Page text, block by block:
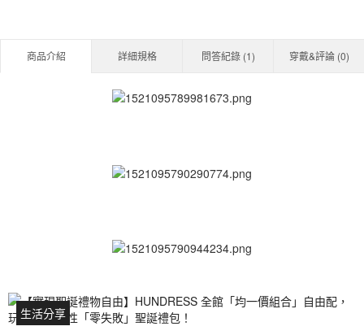
商品介紹 詳細規格 問答紀錄 (1) 穿戴&評論 (0)
生活分享